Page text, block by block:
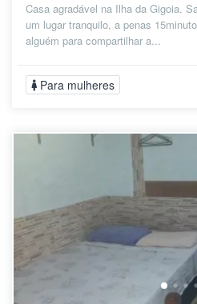
Casa agradável na Ilha da Gigoia.
um lugar tranquilo, a penas
alguém para compartilhar a...
Para mulheres